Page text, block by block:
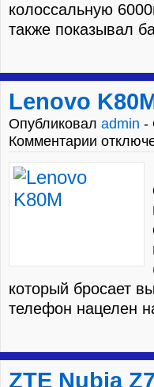
колоссальную
также показывал
Lenovo
Опубликовал admin -
Комментарии
который бросает
телефон нацелен
ZTE Nubia